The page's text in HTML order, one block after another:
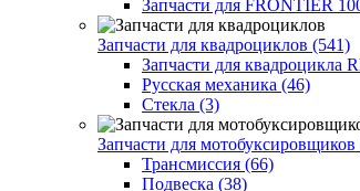
Запчасти для FRONTIER
Запчасти для квадроциклов (541)
Запчасти для квадроцикла
Русская механика (46)
Стекла (3)
Запчасти для мотобуксировщиков
Трансмиссия (66)
Подвеска (38)